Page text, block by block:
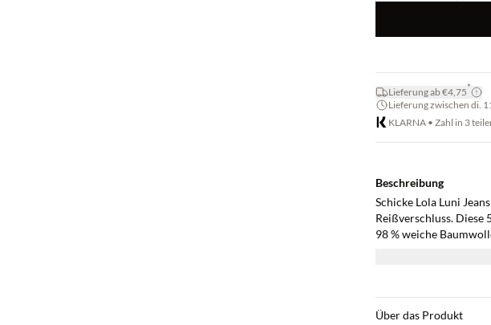
Lieferung ab €4,75*
Lieferung zwischen di.
KLARNA • Zahl in 3
Beschreibung
Schicke Lola Luni
Reißverschluss. Diese
98 % weiche
die Sie leicht für den
Über das Produkt